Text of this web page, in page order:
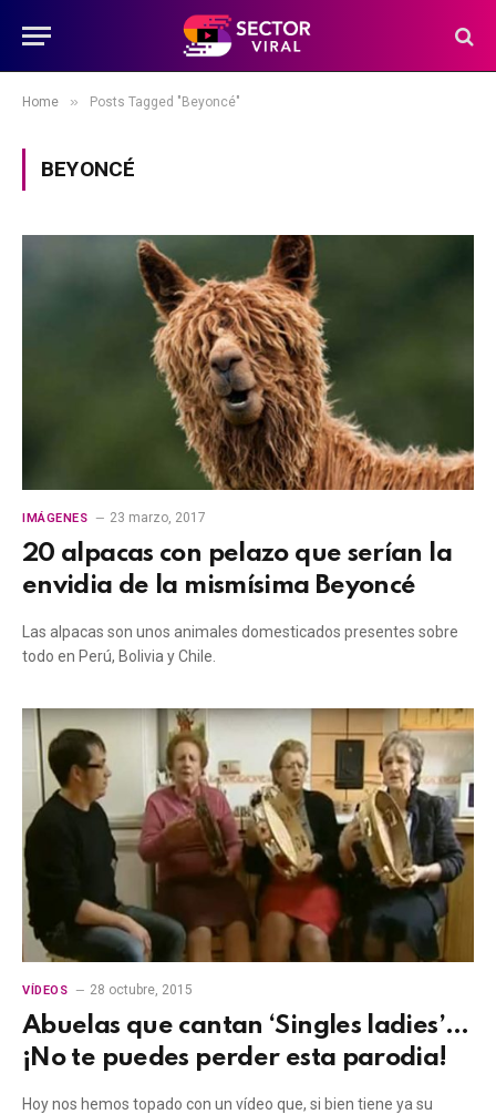
Home » Posts Tagged "Beyoncé"
BEYONCÉ
IMÁGENES 23 marzo, 2017
20 alpacas con pelazo que serían la
envidia de la mismísima Beyoncé
Las alpacas son unos animales domesticados presentes sobre
todo en Perú, Bolivia y Chile.
VÍDEOS 28 octubre, 2015
Abuelas que cantan ‘Singles ladies’…
¡No te puedes perder esta parodia!
Hoy nos hemos topado con un vídeo que, si bien tiene ya su